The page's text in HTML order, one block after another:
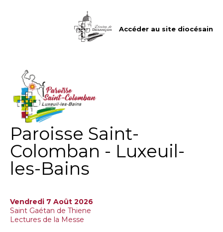
Accéder au site diocésain
Paroisse Saint-
Colomban - Luxeuil-
les-Bains
Vendredi 7 Août 2026
Saint Gaétan de Thiene
Lectures de la Messe